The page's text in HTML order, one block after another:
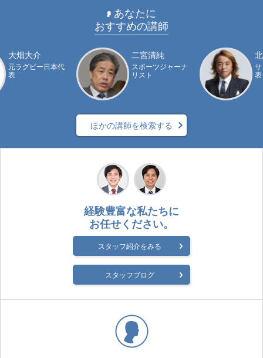
あなたに
おすすめの講師
大畑大介
元ラグビー日本代
表
二宮清純
スポーツジャーナ
リスト
表
ほかの講師を検索する
経験豊富な私たちに
お任せください。
スタッフ紹介をみる
スタッフブログ